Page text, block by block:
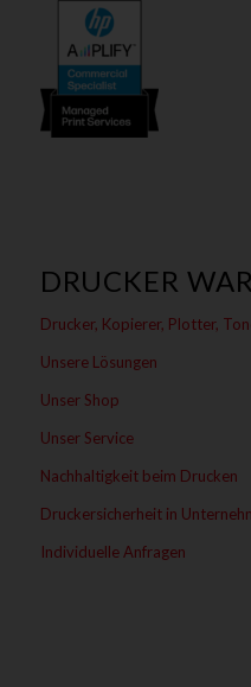
DRUCKER
Drucker, Kopierer, Plotter,
Unsere Lösungen
Unser Shop
Unser Service
Nachhaltigkeit beim Drucken
Druckersicherheit in
Individuelle Anfragen